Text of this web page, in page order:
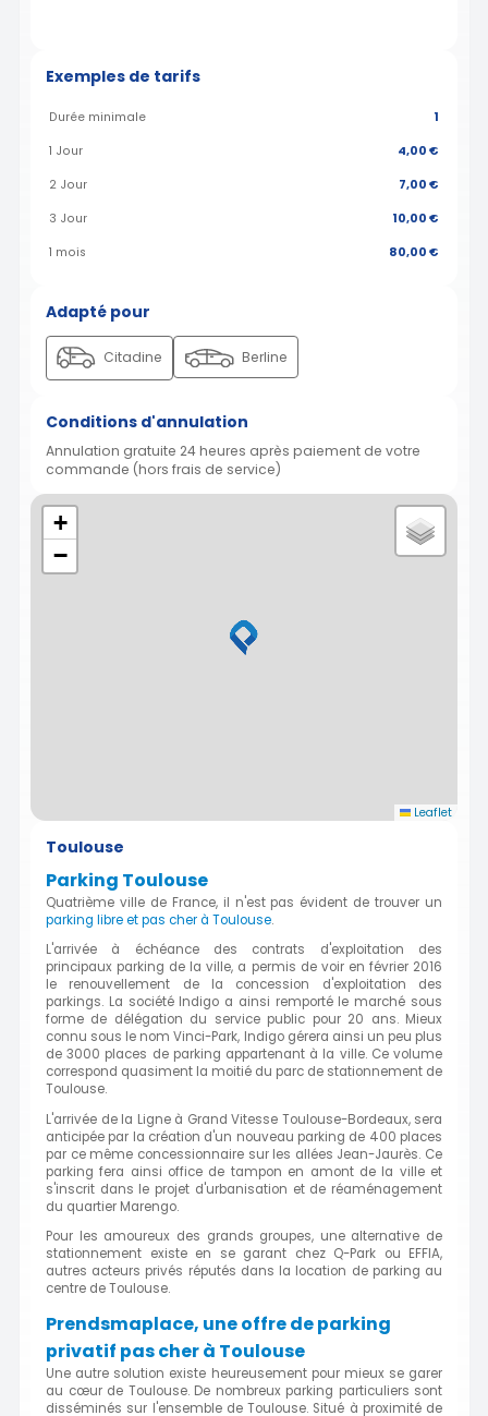
Exemples de tarifs
Durée minimale 1
1 Jour 4,00 €
2 Jour 7,00 €
3 Jour 10,00 €
1 mois 80,00 €
Adapté pour
Citadine Berline
Conditions d'annulation
Annulation gratuite 24 heures après paiement de votre
commande (hors frais de service)
+
−
Leaflet
Toulouse
Parking Toulouse
Quatrième ville de France, il n'est pas évident de trouver un
parking libre et pas cher à Toulouse.
L'arrivée à échéance des contrats d'exploitation des
principaux parking de la ville, a permis de voir en février 2016
le renouvellement de la concession d'exploitation des
parkings. La société Indigo a ainsi remporté le marché sous
forme de délégation du service public pour 20 ans. Mieux
connu sous le nom Vinci-Park, Indigo gérera ainsi un peu plus
de 3000 places de parking appartenant à la ville. Ce volume
correspond quasiment la moitié du parc de stationnement de
Toulouse.
L'arrivée de la Ligne à Grand Vitesse Toulouse-Bordeaux, sera
anticipée par la création d'un nouveau parking de 400 places
par ce même concessionnaire sur les allées Jean-Jaurès. Ce
parking fera ainsi office de tampon en amont de la ville et
s'inscrit dans le projet d'urbanisation et de réaménagement
du quartier Marengo.
Pour les amoureux des grands groupes, une alternative de
stationnement existe en se garant chez Q-Park ou EFFIA,
autres acteurs privés réputés dans la location de parking au
centre de Toulouse.
Prendsmaplace, une offre de parking
privatif pas cher à Toulouse
Une autre solution existe heureusement pour mieux se garer
au cœur de Toulouse. De nombreux parking particuliers sont
disséminés sur l'ensemble de Toulouse. Situé à proximité de